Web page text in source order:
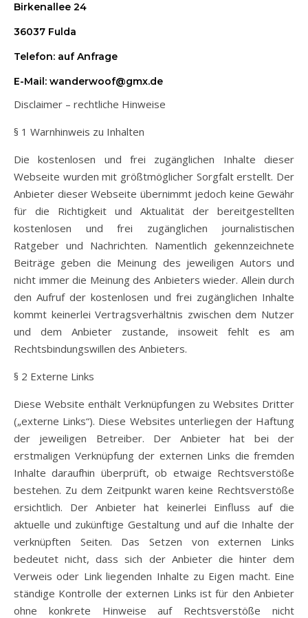
Birkenallee 24
36037 Fulda
Telefon: auf Anfrage
E-Mail: wanderwoof@gmx.de
Disclaimer – rechtliche Hinweise
§ 1 Warnhinweis zu Inhalten
Die kostenlosen und frei zugänglichen Inhalte dieser
Webseite wurden mit größtmöglicher Sorgfalt erstellt. Der
Anbieter dieser Webseite übernimmt jedoch keine Gewähr
für die Richtigkeit und Aktualität der bereitgestellten
kostenlosen und frei zugänglichen journalistischen
Ratgeber und Nachrichten. Namentlich gekennzeichnete
Beiträge geben die Meinung des jeweiligen Autors und
nicht immer die Meinung des Anbieters wieder. Allein durch
den Aufruf der kostenlosen und frei zugänglichen Inhalte
kommt keinerlei Vertragsverhältnis zwischen dem Nutzer
und dem Anbieter zustande, insoweit fehlt es am
Rechtsbindungswillen des Anbieters.
§ 2 Externe Links
Diese Website enthält Verknüpfungen zu Websites Dritter
(„externe Links“). Diese Websites unterliegen der Haftung
der jeweiligen Betreiber. Der Anbieter hat bei der
erstmaligen Verknüpfung der externen Links die fremden
Inhalte daraufhin überprüft, ob etwaige Rechtsverstöße
bestehen. Zu dem Zeitpunkt waren keine Rechtsverstöße
ersichtlich. Der Anbieter hat keinerlei Einfluss auf die
aktuelle und zukünftige Gestaltung und auf die Inhalte der
verknüpften Seiten. Das Setzen von externen Links
bedeutet nicht, dass sich der Anbieter die hinter dem
Verweis oder Link liegenden Inhalte zu Eigen macht. Eine
ständige Kontrolle der externen Links ist für den Anbieter
ohne konkrete Hinweise auf Rechtsverstöße nicht